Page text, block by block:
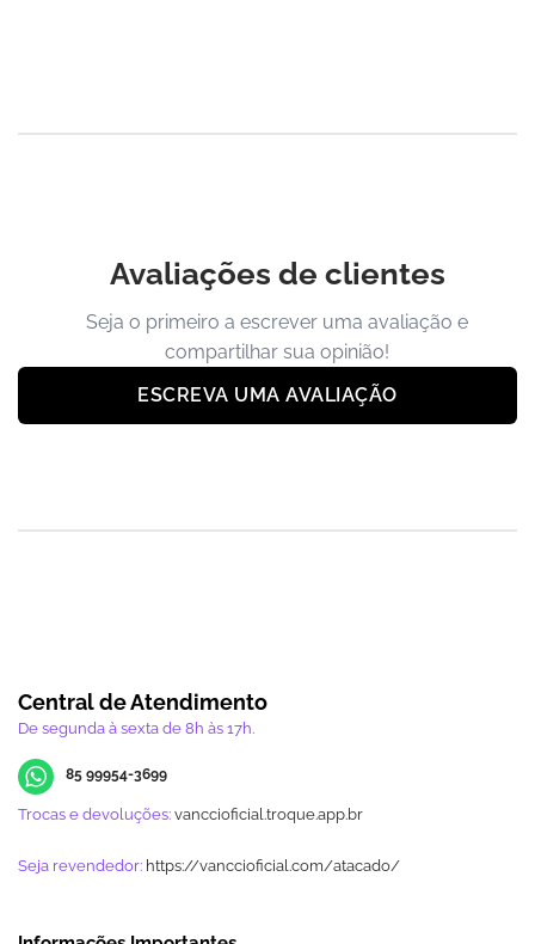
Avaliações de clientes
Seja o primeiro a escrever uma avaliação e
compartilhar sua opinião!
ESCREVA UMA AVALIAÇÃO
Central de Atendimento
De segunda à sexta de 8h às 17h.
85 99954-3699
Trocas e devoluções: vanccioficial.troque.app.br
Seja revendedor: https://vanccioficial.com/atacado/